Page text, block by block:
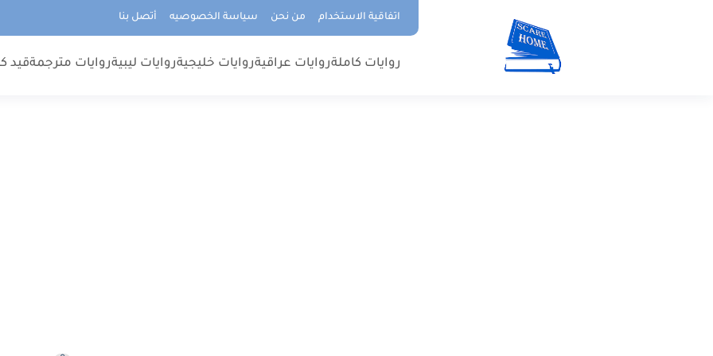
اتفاقية الاستخدام من نحن سياسة الخصوصيه أتصل بنا
روايات كاملةروايات عراقيةروايات خليجيةروايات ليبيةروايات مترجمةقيد